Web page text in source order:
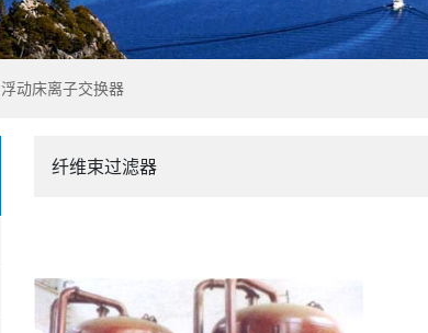
浮动床离子交换器
纤维束过滤器